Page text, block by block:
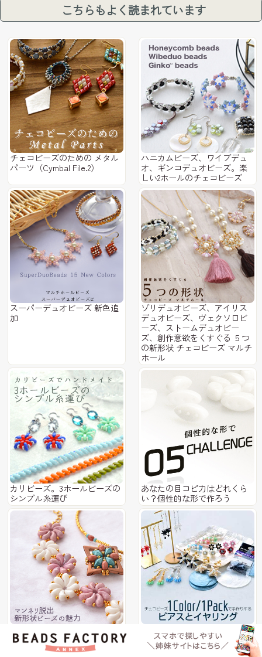
こちらもよく読まれています
チェコビーズのための メタル
パーツ（Cymbal File.2）
ハニカムビーズ、ワイブデュ
オ、ギンコデュオビーズ。楽
しい2ホールのチェコビーズ
スーパーデュオビーズ 新色追
加
ゾリデュオビーズ、アイリス
デュオビーズ、ヴェクソロビ
ーズ、ストームデュオビー
ズ、創作意欲をくすぐる ５つ
の新形状 チェコビーズ マルチ
ホール
カリビーズ。3ホールビーズの
シンプル糸運び
あなたの目コピ力はどれくら
い？個性的な形で作ろう
の魅力「Zoliduo」
「AVAbead」
1色1パックで作るピアスとイ
ヤリング